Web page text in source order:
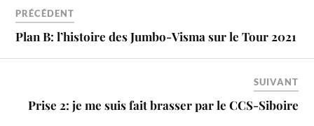
PRÉCÉDENT
Plan B: l’histoire des Jumbo-Visma sur le Tour 2021
SUIVANT
Prise 2: je me suis fait brasser par le CCS-Siboire